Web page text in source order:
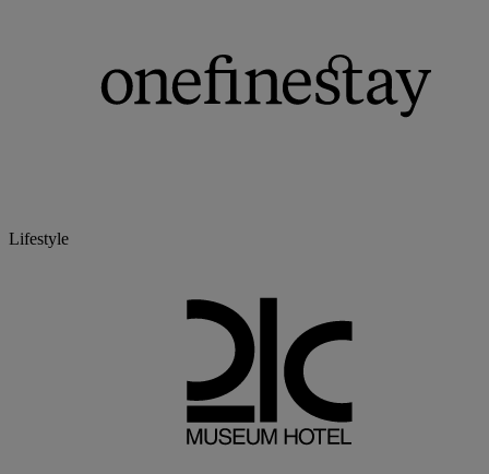
Lifestyle